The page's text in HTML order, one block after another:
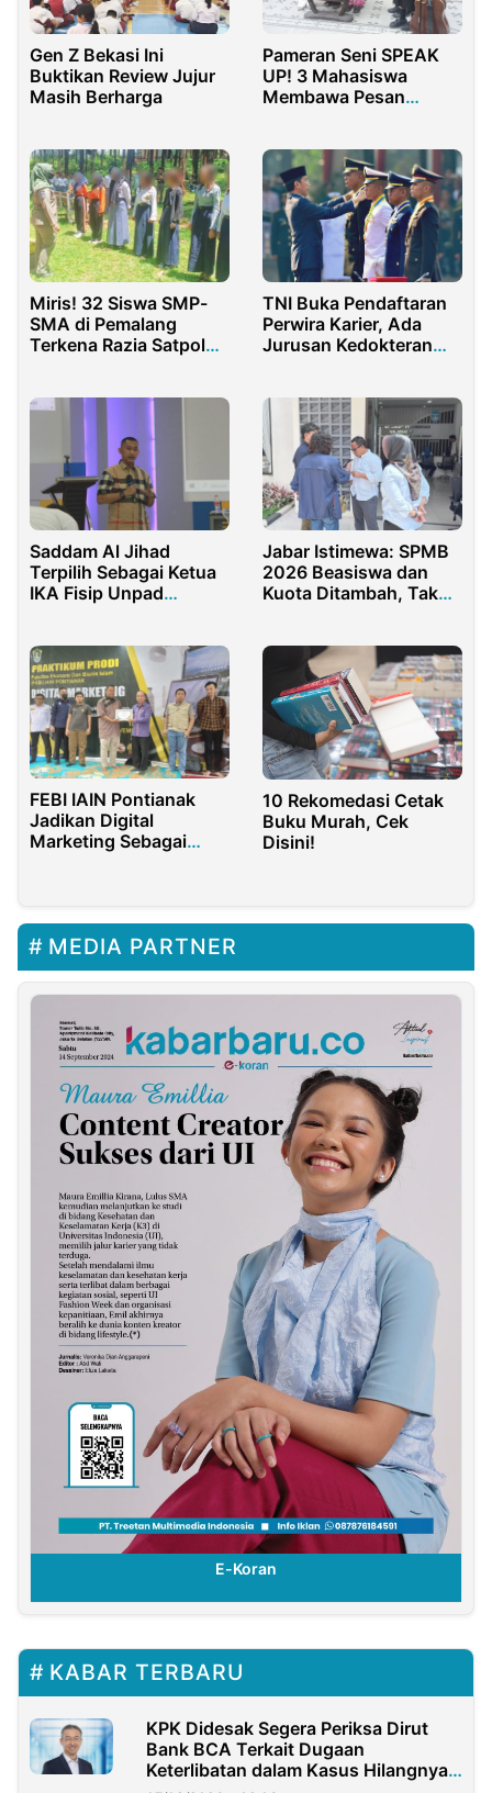
Gen Z Bekasi Ini
Buktikan Review Jujur
Masih Berharga
Pameran Seni SPEAK
UP! 3 Mahasiswa
Membawa Pesan
Miris! 32 Siswa SMP-
SMA di Pemalang
Terkena Razia Satpol
TNI Buka Pendaftaran
Perwira Karier, Ada
Jurusan Kedokteran
Saddam Al Jihad
Terpilih Sebagai Ketua
IKA Fisip Unpad
Jabar Istimewa: SPMB
2026 Beasiswa dan
Kuota Ditambah, Tak
FEBI IAIN Pontianak
Jadikan Digital
Marketing Sebagai
10 Rekomedasi Cetak
Buku Murah, Cek
Disini!
MEDIA PARTNER
E-Koran
KABAR TERBARU
KPK Didesak Segera Periksa Dirut
Bank BCA Terkait Dugaan
Keterlibatan dalam Kasus Hilangnya